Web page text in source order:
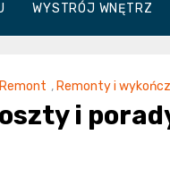
WYSTRÓJ WNĘTRZ
Remont , Remonty i
i